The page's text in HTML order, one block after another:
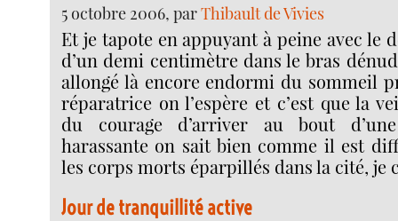
5 octobre 2006, parThibault de Vivies
Et je tapote en appuyant à peine avec le
d’un demi centimètre dans le bras
allongé là encore endormi du sommeil
réparatrice on l’espère et c’est que la
du courage d’arriver au bout
harassante on sait bien comme il est
les corps morts éparpillés dans la cité, je
Jour de tranquillité active